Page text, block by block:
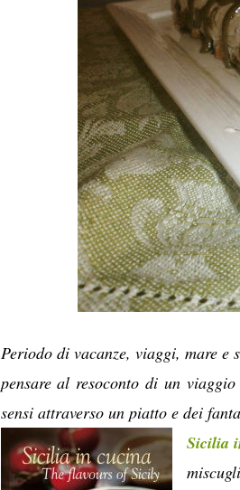
Periodo di vacanze, viaggi, mare
pensare al resoconto di un
sensi attraverso un piatto e dei
Sicilia